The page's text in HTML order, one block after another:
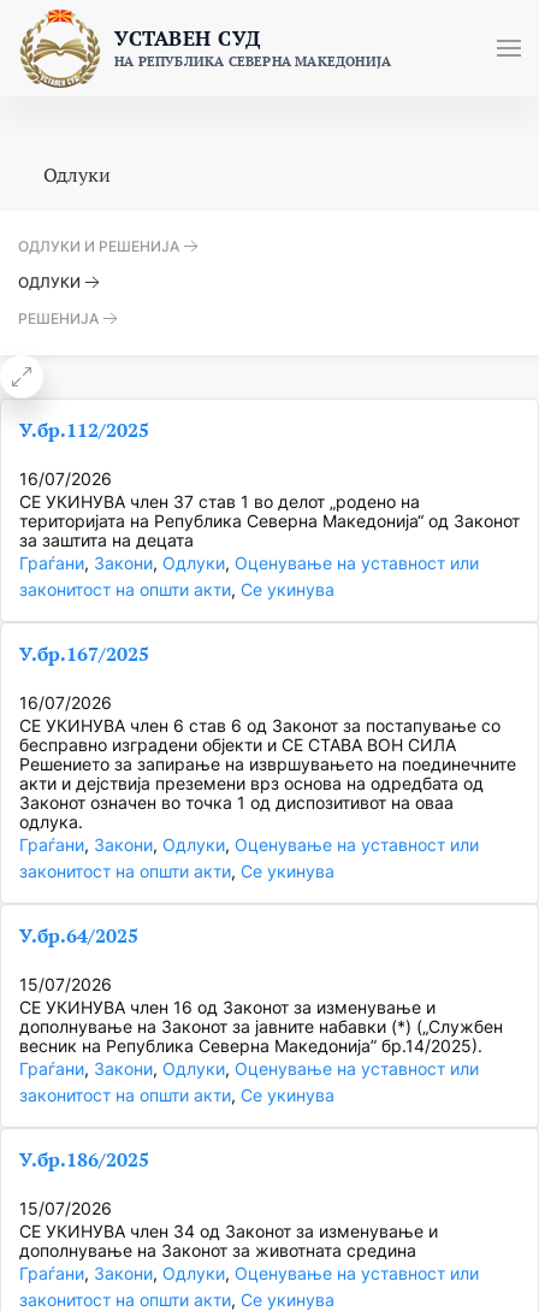
content
УСТАВЕН СУД
НА РЕПУБЛИКА СЕВЕРНА МАКЕДОНИЈА
Одлуки
ОДЛУКИ И РЕШЕНИЈА
ОДЛУКИ
РЕШЕНИЈА
У.бр.112/2025
16/07/2026
СЕ УКИНУВА член 37 став 1 во делот „родено на
територијата на Република Северна Македонија“ од Законот
за заштита на децата
Граѓани, Закони, Одлуки, Оценување на уставност или
законитост на општи акти, Се укинува
У.бр.167/2025
16/07/2026
СЕ УКИНУВА член 6 став 6 од Законот за постапување со
бесправно изградени објекти и СЕ СТАВА ВОН СИЛА
Решението за запирање на извршувањето на поединечните
акти и дејствија преземени врз основа на одредбата од
Законот означен во точка 1 од диспозитивот на оваа
одлука.
Граѓани, Закони, Одлуки, Оценување на уставност или
законитост на општи акти, Се укинува
У.бр.64/2025
15/07/2026
СЕ УКИНУВА член 16 од Законот за изменување и
дополнување на Законот за јавните набавки (*) („Службен
весник на Република Северна Македонија” бр.14/2025).
Граѓани, Закони, Одлуки, Оценување на уставност или
законитост на општи акти, Се укинува
У.бр.186/2025
15/07/2026
СЕ УКИНУВА член 34 од Законот за изменување и
дополнување на Законот за животната средина
Граѓани, Закони, Одлуки, Оценување на уставност или
законитост на општи акти, Се укинува